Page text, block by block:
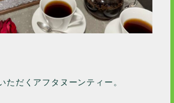
ただくアフタヌーンティー。